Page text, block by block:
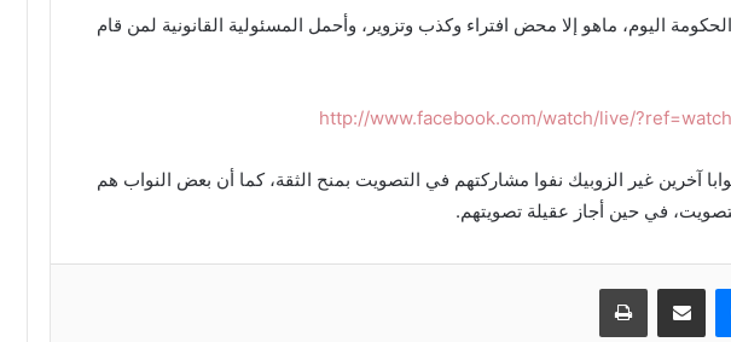
اليوم، ماهو إلا محض افتراء وكذب وتزوير، وأحمل المسئولية القانونية لمن قام
http://www.facebook.com/watch/live/
آخرين غير الزوبيك نفوا مشاركتهم في التصويت بمنح الثقة، كما أن بعض النواب هم
في حين أجاز عقيلة تصويتهم.
ماسنجر مشاركة عبر البريد طباعة